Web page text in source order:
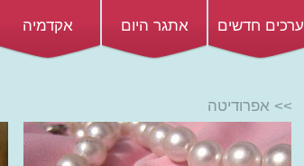
ערכים חדשים אתגר היום אקדמיה
>> אפרודיטה